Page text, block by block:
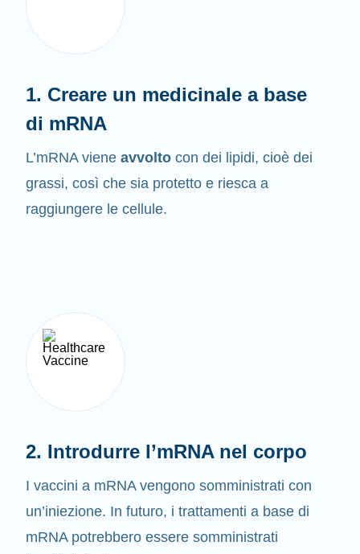
1. Creare un medicinale a base
di mRNA
L’mRNA viene avvolto con dei lipidi, cioè dei
grassi, così che sia protetto e riesca a
raggiungere le cellule.
2. Introdurre l’mRNA nel corpo
I vaccini a mRNA vengono somministrati con
un’iniezione. In futuro, i trattamenti a base di
mRNA potrebbero essere somministrati